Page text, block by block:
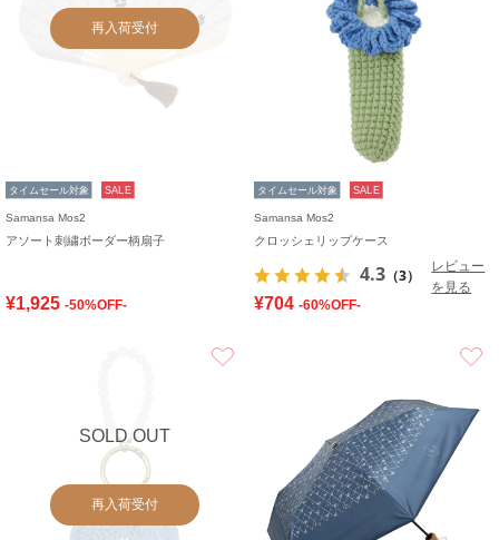
再入荷受付
タイムセール対象 SALE
Samansa Mos2
アソート刺繍ボーダー柄扇子
¥1,925 -50%OFF-
タイムセール対象 SALE
Samansa Mos2
クロッシェリップケース
4.3 （3）
レビュー
を見る
¥704 -60%OFF-
SOLD OUT
再入荷受付